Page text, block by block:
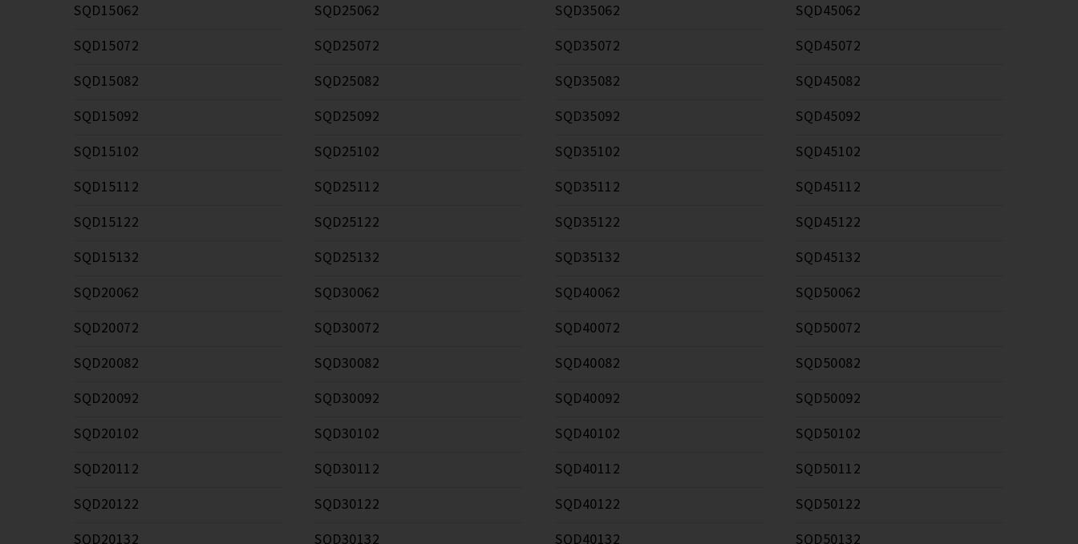
SQD15062
SQD15072
SQD15082
SQD15092
SQD15102
SQD15112
SQD15122
SQD15132
SQD20062
SQD20072
SQD20082
SQD20092
SQD20102
SQD20112
SQD20122
SQD20132
SQD25062
SQD25072
SQD25082
SQD25092
SQD25102
SQD25112
SQD25122
SQD25132
SQD30062
SQD30072
SQD30082
SQD30092
SQD30102
SQD30112
SQD30122
SQD30132
SQD35062
SQD35072
SQD35082
SQD35092
SQD35102
SQD35112
SQD35122
SQD35132
SQD40062
SQD40072
SQD40082
SQD40092
SQD40102
SQD40112
SQD40122
SQD40132
SQD45062
SQD45072
SQD45082
SQD45092
SQD45102
SQD45112
SQD45122
SQD45132
SQD50062
SQD50072
SQD50082
SQD50092
SQD50102
SQD50112
SQD50122
SQD50132